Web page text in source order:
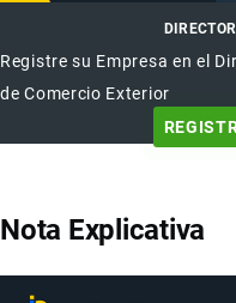
Registre su Empresa en el
de Comercio Exterior
Nota Explicativa